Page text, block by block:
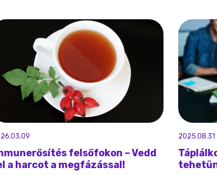
felsőfokon – Vedd
a harcot a megfázással!
2025.08.31